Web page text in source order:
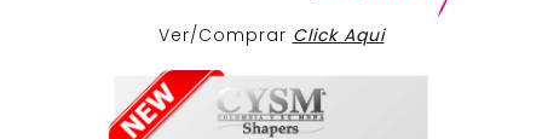
Ver/Comprar Click Aqui